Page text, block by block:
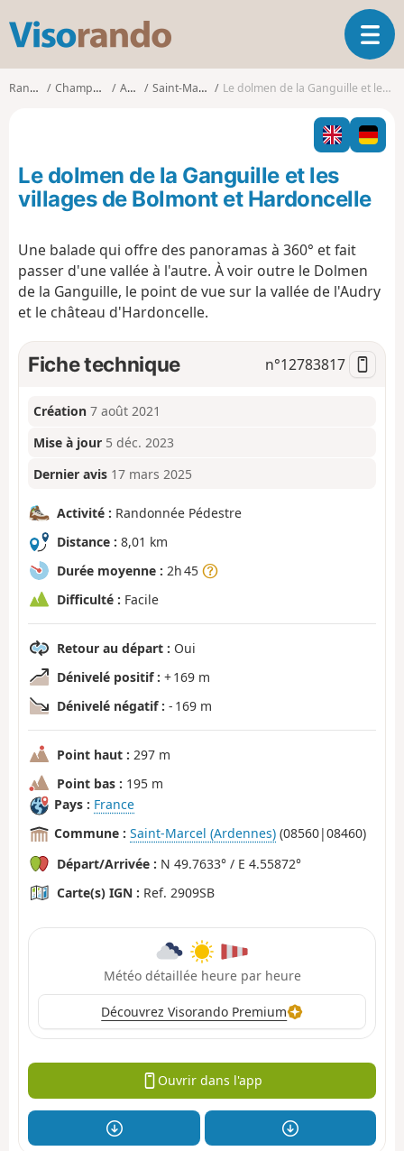
s
o
o
O
u
v
i
r
l
n
a
o
Randonnées Champagne-Ardenne Ardennes Saint-Marcel (Ardennes) Le dolmen de la Ganguille et les villages de Bolmont et Hardoncelle
Le dolmen de la Ganguille et les
villages de Bolmont et Hardoncelle
Une balade qui offre des panoramas à 360° et fait
passer d'une vallée à l'autre. À voir outre le Dolmen
de la Ganguille, le point de vue sur la vallée de l'Audry
et le château d'Hardoncelle.
Fiche technique n°12783817
Création 7 août 2021
Mise à jour 5 déc. 2023
Dernier avis 17 mars 2025
Activité : Randonnée Pédestre
Distance : 8,01 km
Durée moyenne : 2h 45
Difficulté : Facile
Retour au départ : Oui
Dénivelé positif : + 169 m
Dénivelé négatif : - 169 m
Point haut : 297 m
Point bas : 195 m
Pays : France
Commune : Saint-Marcel (Ardennes) (08560|08460)
Départ/Arrivée : N 49.7633° / E 4.55872°
Carte(s) IGN : Ref. 2909SB
Météo détaillée heure par heure
Découvrez Visorando Premium
Ouvrir dans l'app